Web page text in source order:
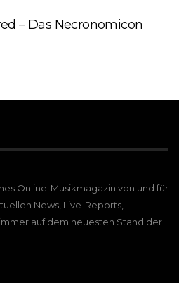
– Das Necronomicon
Online-Musikmagazin von und für
News, Live-Reports,
auf dem neuesten Stand der